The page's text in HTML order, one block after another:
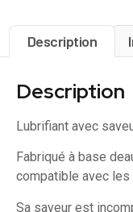
Description
Description
Lubrifiant avec
Fabriqué à base
compatible avec
Sa saveur est